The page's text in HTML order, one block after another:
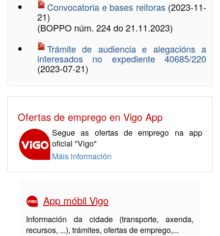
Convocatoria e bases reitoras (2023-11-
21)
(BOPPO núm. 224 do 21.11.2023)
Trámite de audiencia e alegacións a
interesados no expediente 40685/220
(2023-07-21)
Ofertas de emprego en Vigo App
Segue as ofertas de emprego na app
oficial "Vigo"
Máis información
App móbil Vigo
Información da cidade (transporte, axenda,
recursos, ...), trámites, ofertas de emprego,...